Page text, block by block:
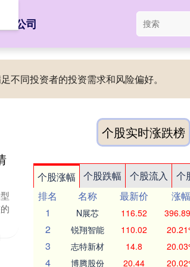
资公司
不同投资者的投资需求和风险偏好。
个股实时涨跌榜
个股涨幅 个股跌幅 个股流入 个
排名
名称 最新价 涨幅
1
N展芯 116.52
2 锐翔智能 110.02
3 志特新材 14.8
4 博腾股份 20.44